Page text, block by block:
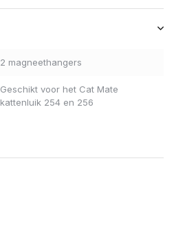
2 magneethangers
Geschikt voor het Cat Mate
kattenluik 254 en 256